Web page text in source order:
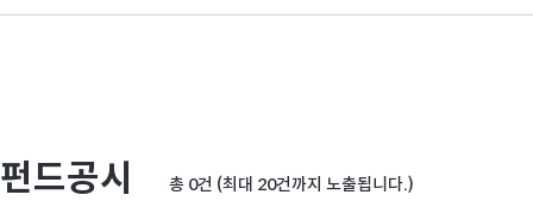
펀드공시 총 0건 (최대 20건까지 노출됩니다.)